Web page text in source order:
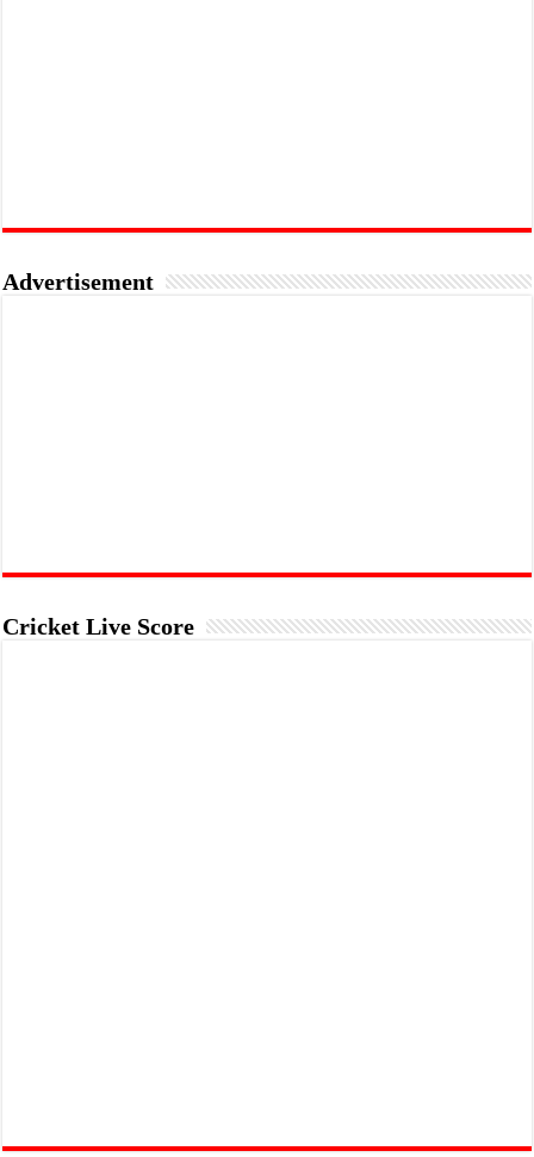
Advertisement
Cricket Live Score